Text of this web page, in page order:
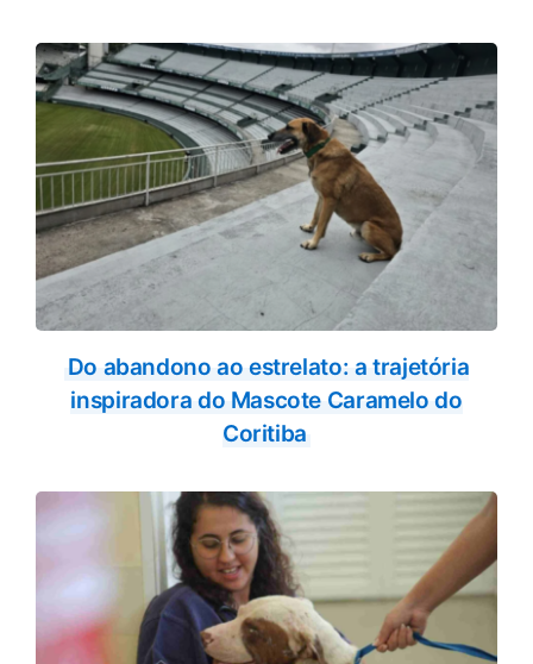
Do abandono ao estrelato: a trajetória
inspiradora do Mascote Caramelo do
Coritiba